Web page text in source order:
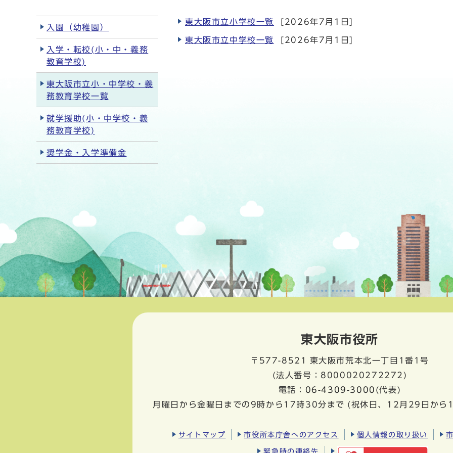
東大阪市立小学校一覧 [2026年7月1日]
東大阪市立中学校一覧 [2026年7月1日]
入園（幼稚園）
入学・転校(小・中・義務
教育学校)
東大阪市立小・中学校・義
務教育学校一覧
就学援助(小・中学校・義
務教育学校)
奨学金・入学準備金
東大阪市役所
〒577-8521
東大阪市荒本北一丁目1番1号
(法人番号：8000020272272)
電話： 06-4309-3000 (代表)
月曜日から金曜日までの9時から17時30分まで (祝休日、12月29日から
サイトマップ 市役所本庁舎へのアクセス 個人情報の取り扱い
緊急時の連絡先